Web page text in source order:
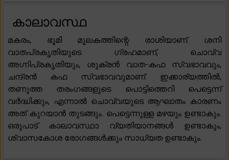
കാലാവസ്ഥ
മകരം, ഭൂമി മൂലകത്തിന്റെ രാശിയാണ്. ശനി
വാതപ്രകൃതിയുടെ ഗ്രഹമാണ്, ചൊവ്വ
അഗ്നിപ്രകൃതിയും, ശുക്രൻ വാത-കഫ സ്വഭാവവും,
ചന്ദ്രൻ കഫ സ്വഭാവവുമാണ്. ഇക്കാര്യത്തിൽ,
തണുത്ത തരംഗങ്ങളുടെ പൊട്ടിത്തെറി പെട്ടെന്ന്
വർദ്ധിക്കും, എന്നാൽ ചൊവ്വയുടെ ആഘാതം കാരണം
അത് കുറയാൻ തുടങ്ങും. പെട്ടെന്നുള്ള മഴയും ഉണ്ടാകും.
ഒരുപാട് കാലാവസ്ഥാ വ്യതിയാനങ്ങൾ ഉണ്ടാകും,
ശ്വാസകോശ രോഗങ്ങൾക്കും സാധ്യത ഉണ്ടാകും.